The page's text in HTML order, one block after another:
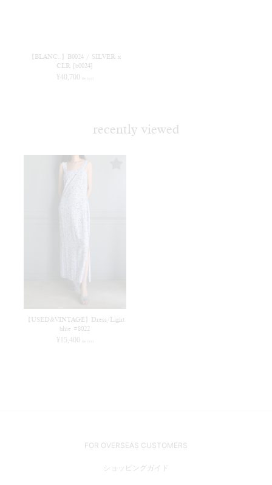
【BLANC..】B0024 / SILVER x
CLR [b0024]
¥40,700 (in tax)
recently viewed
【USED&VINTAGE】Dress/Light
blue #8022
¥ 15,400 (in tax)
FOR OVERSEAS CUSTOMERS
ショッピングガイド